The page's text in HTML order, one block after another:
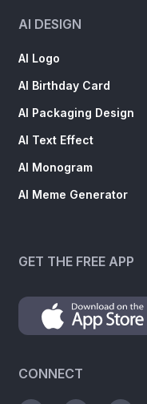
AI DESIGN
AI Logo
AI Birthday Card
AI Packaging Design
AI Text Effect
AI Monogram
AI Meme Generator
GET THE FREE APP
CONNECT